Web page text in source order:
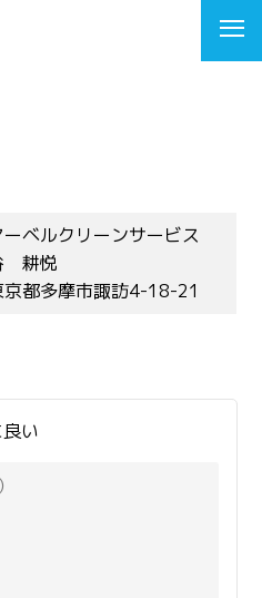
ベルクリーンサービス
耕悦
京都多摩市諏訪4-18-21
い